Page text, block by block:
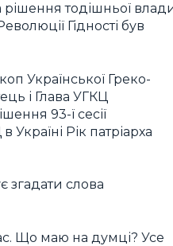
рішення тодішньої
Гідності був
Української Греко-
і Глава УГКЦ
93-ї сесії
Рік патріарха
згадати слова
Що маю на думці? Усе